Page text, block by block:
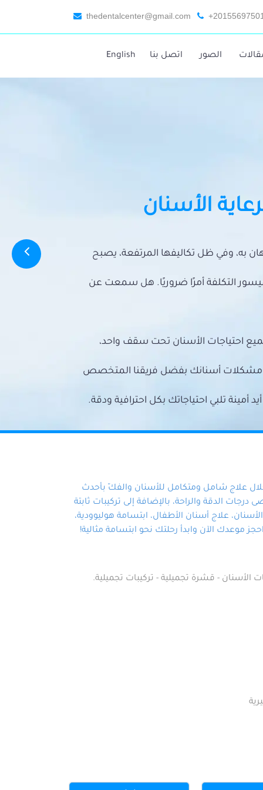
thedentalcenter@gmail.com
الصور اتصل بنا English
الأسنان
به، وفي ظل تكاليفها المرتفعة، يصبح
التكلفة أمرًا ضروريًا. هل سمعت عن
احتياجات الأسنان تحت سقف واحد،
مشكلات أسنانك بفضل فريقنا المتخصص
تلبي احتياجاتك بكل احترافية ودقة.
علاج شامل ومتكامل للأسنان والفكّ بأحدث
الدقة والراحة، بالإضافة إلى تركيبات ثابتة
علاج أسنان الأطفال، ابتسامة هوليوودية،
موعدك الآن وابدأ رحلتك نحو ابتسامة مثالية!
الأسنان - قشرة تجميلية - تركيبات تجميلية.